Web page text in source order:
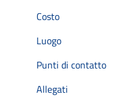
Costo
Luogo
Punti di contatto
Allegati